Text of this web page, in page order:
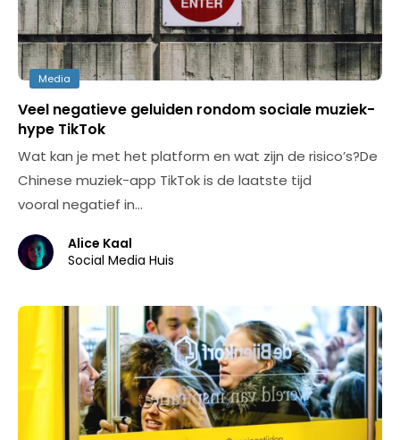
Media
Veel negatieve geluiden rondom sociale muziek-
hype TikTok
Wat kan je met het platform en wat zijn de risico’s?De
Chinese muziek-app TikTok is de laatste tijd
vooral negatief in…
Alice Kaal
Social Media Huis